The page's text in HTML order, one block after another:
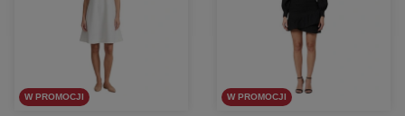
W PROMOCJI W PROMOCJI